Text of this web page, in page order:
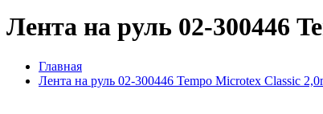
Лента на руль 02-300446
Главная
Лента на руль 02-300446 Tempo Microtex Classic